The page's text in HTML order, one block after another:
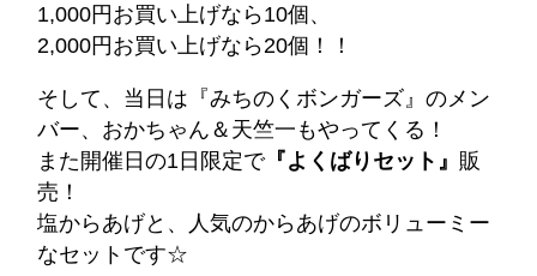
1,000円お買い上げなら10個、
2,000円お買い上げなら20個！！
そして、当日は『みちのくボンガーズ』のメン
バー、おかちゃん＆天竺一もやってくる！
また開催日の1日限定で『よくばりセット』 販
売！
塩からあげと、人気のからあげのボリューミー
なセットです☆